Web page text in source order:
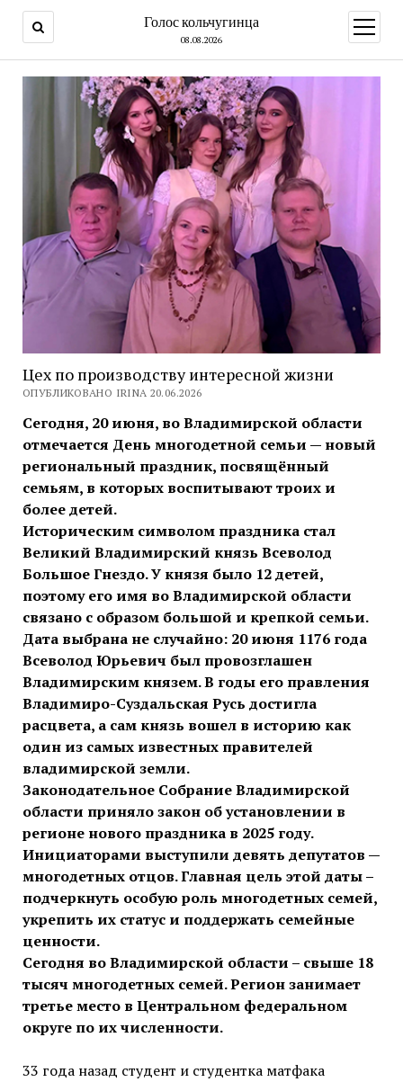
Голос кольчугинца
08.08.2026
меню
Цех по производству интересной жизни
ОПУБЛИКОВАНО IRINA 20.06.2026
Сегодня, 20 июня, во Владимирской области
отмечается День многодетной семьи — новый
региональный праздник, посвящённый
семьям, в которых воспитывают троих и
более детей.
Историческим символом праздника стал
Великий Владимирский князь Всеволод
Большое Гнездо. У князя было 12 детей,
поэтому его имя во Владимирской области
связано с образом большой и крепкой семьи.
Дата выбрана не случайно: 20 июня 1176 года
Всеволод Юрьевич был провозглашен
Владимирским князем. В годы его правления
Владимиро-Суздальская Русь достигла
расцвета, а сам князь вошел в историю как
один из самых известных правителей
владимирской земли.
Законодательное Собрание Владимирской
области приняло закон об установлении в
регионе нового праздника в 2025 году.
Инициаторами выступили девять депутатов —
многодетных отцов. Главная цель этой даты –
подчеркнуть особую роль многодетных семей,
укрепить их статус и поддержать семейные
ценности.
Сегодня во Владимирской области – свыше 18
тысяч многодетных семей. Регион занимает
третье место в Центральном федеральном
округе по их численности.
33 года назад студент и студентка матфака